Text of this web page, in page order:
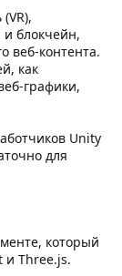
и блокчейн,
веб-контента.
как
графики,
Unity
для
который
и Three.js.